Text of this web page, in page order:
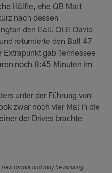
Hälfte, ehe QB Matt
nach dessen
den Ball. OLB David
returnierte den Ball 47
gab Tennessee
noch 8:45 Minuten im
unter der Führung von
zwar noch vier Mal in die
der Drives brachte
format and may be missing